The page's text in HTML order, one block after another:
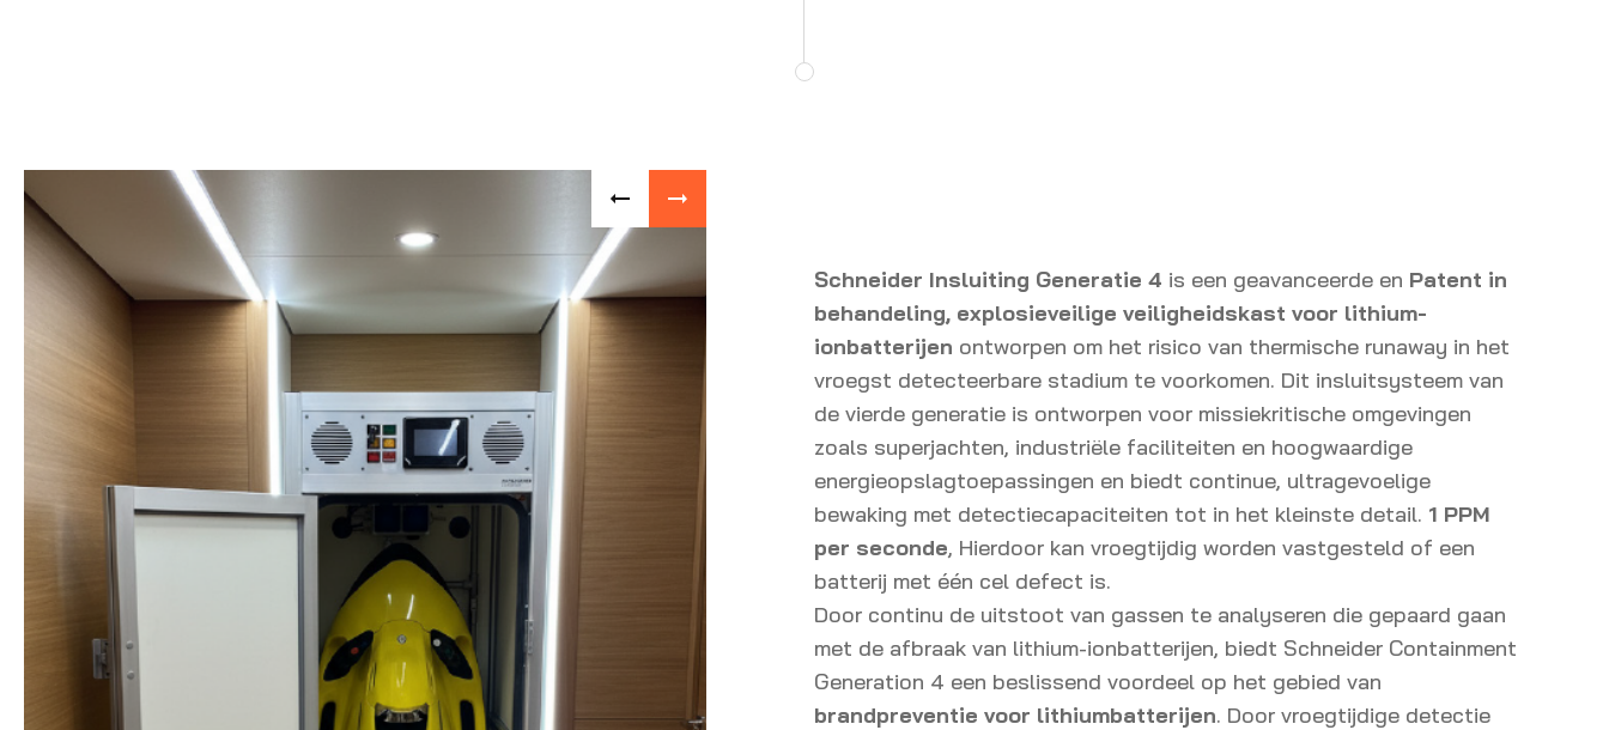
Schneider Insluiting Generatie 4 is een geavanceerde en Patent in
behandeling, explosieveilige veiligheidskast voor lithium-
ionbatterijen ontworpen om het risico van thermische runaway in het
vroegst detecteerbare stadium te voorkomen. Dit insluitsysteem van
de vierde generatie is ontworpen voor missiekritische omgevingen
zoals superjachten, industriële faciliteiten en hoogwaardige
energieopslagtoepassingen en biedt continue, ultragevoelige
bewaking met detectiecapaciteiten tot in het kleinste detail. 1 PPM
per seconde, Hierdoor kan vroegtijdig worden vastgesteld of een
batterij met één cel defect is.
Door continu de uitstoot van gassen te analyseren die gepaard gaan
met de afbraak van lithium-ionbatterijen, biedt Schneider Containment
Generation 4 een beslissend voordeel op het gebied van
brandpreventie voor lithiumbatterijen. Door vroegtijdige detectie